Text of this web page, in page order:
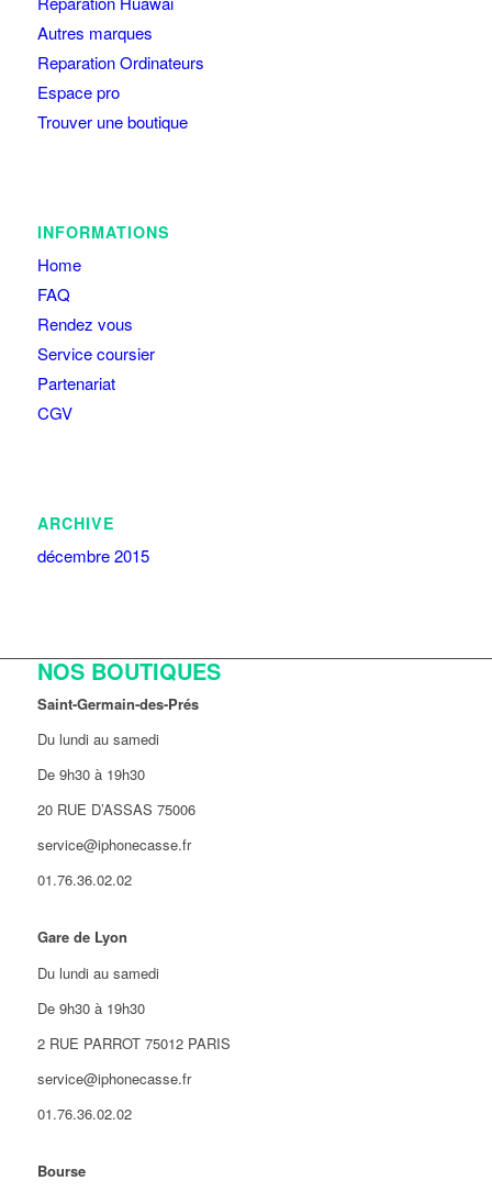
Autres marques
Reparation Ordinateurs
Espace pro
Trouver une boutique
INFORMATIONS
Home
FAQ
Rendez vous
Service coursier
Partenariat
CGV
ARCHIVE
décembre 2015
NOS BOUTIQUES
Saint-Germain-des-Prés
Du lundi au samedi
De 9h30 à 19h30
20 RUE D’ASSAS 75006
service@iphonecasse.fr
01.76.36.02.02
Gare de Lyon
Du lundi au samedi
De 9h30 à 19h30
2 RUE PARROT 75012 PARIS
service@iphonecasse.fr
01.76.36.02.02
Bourse